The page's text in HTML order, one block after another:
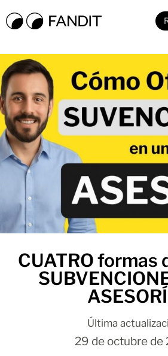
CUATRO formas
Última
29 de octubre de